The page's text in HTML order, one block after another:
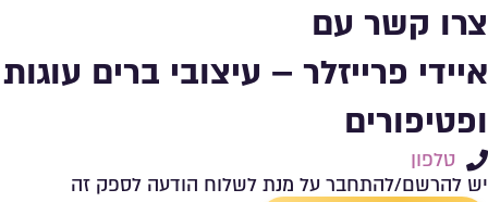
צרו קשר עם
איידי פרייזלר – עיצובי ברים עוגות
ופטיפורים
טלפון
יש להרשם/להתחבר על מנת לשלוח הודעה לספק זה